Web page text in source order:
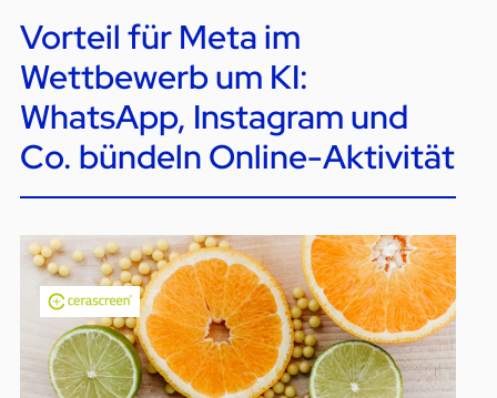
Vorteil für Meta im
Wettbewerb um KI:
WhatsApp, Instagram und
Co. bündeln Online-Aktivität